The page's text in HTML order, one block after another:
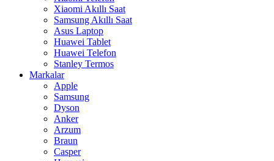
Xiaomi Akıllı Saat
Samsung Akıllı Saat
Asus Laptop
Huawei Tablet
Huawei Telefon
Stanley Termos
Markalar
Apple
Samsung
Dyson
Anker
Arzum
Braun
Casper